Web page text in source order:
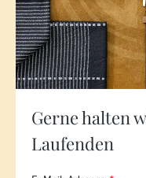
Gerne halten
Laufenden